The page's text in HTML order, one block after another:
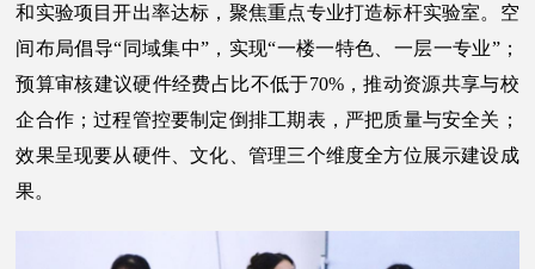
和实验项目开出率达标，聚焦重点专业打造标杆实验室。空
间布局倡导“同域集中”，实现“一楼一特色、一层一专业”；
预算审核建议硬件经费占比不低于70%，推动资源共享与校
企合作；过程管控要制定倒排工期表，严把质量与安全关；
效果呈现要从硬件、文化、管理三个维度全方位展示建设成
果。